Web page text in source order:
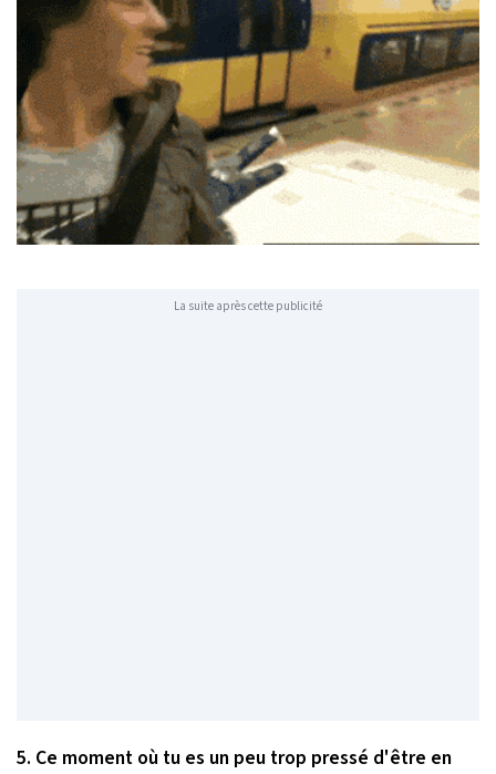
La suite après cette publicité
5. Ce moment où tu es un peu trop pressé d'être en